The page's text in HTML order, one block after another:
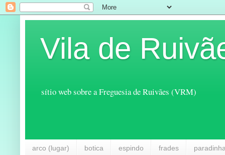
Vila de
sítio web sobre a Freguesia de Ruivães (VRM)
arco (lugar) botica espindo frades